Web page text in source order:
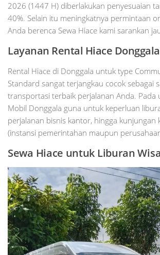
2026 (1447 H) diberlakukan penyesuaian
40%. Selain itu meningkatnya permintaan
Anda berenca Sewa Hiace kami sarankan
Layanan Rental Hiace Donggala
Rental Hiace di Donggala untuk type
Standard sangat terjangkau cocok sebagai
transportasi terbaik perjalanan Anda. Pada
Mobil Donggala guna untuk keperluan
perjalanan bisnis kantor, hingga kunjungan
(instansi pemerintahan maupun
Sewa Hiace untuk Liburan